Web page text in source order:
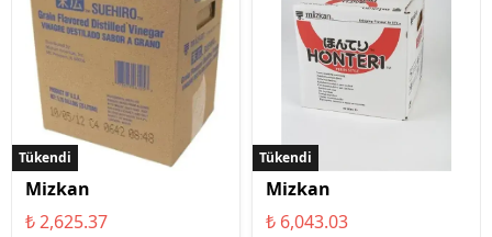
Tükendi
Mizkan
₺ 2,625.37
Tükendi
Mizkan
₺ 6,043.03